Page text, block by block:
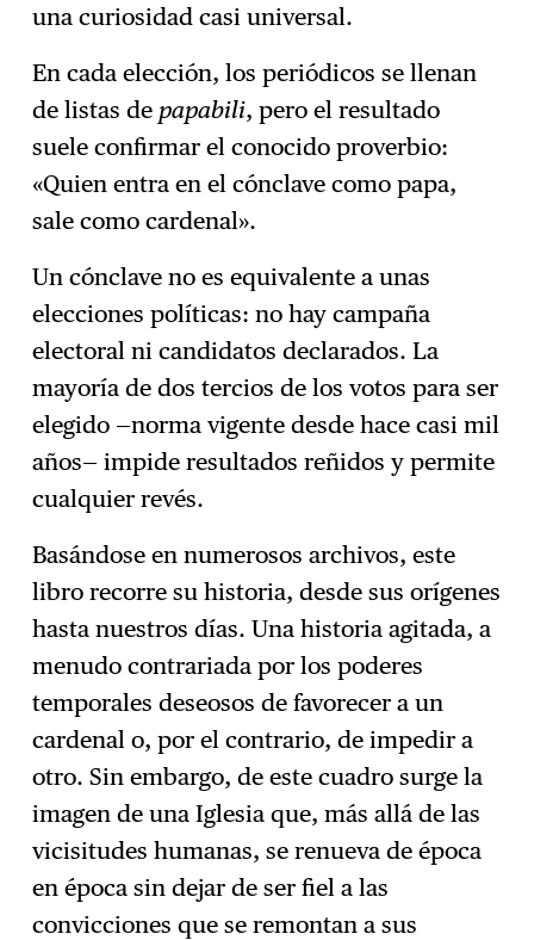
una curiosidad casi universal.
En cada elección, los periódicos se llenan
de listas de papabili, pero el resultado
suele confirmar el conocido proverbio:
«Quien entra en el cónclave como papa,
sale como cardenal».
Un cónclave no es equivalente a unas
elecciones políticas: no hay campaña
electoral ni candidatos declarados. La
mayoría de dos tercios de los votos para ser
elegido —norma vigente desde hace casi mil
años— impide resultados reñidos y permite
cualquier revés.
Basándose en numerosos archivos, este
libro recorre su historia, desde sus orígenes
hasta nuestros días. Una historia agitada, a
menudo contrariada por los poderes
temporales deseosos de favorecer a un
cardenal o, por el contrario, de impedir a
otro. Sin embargo, de este cuadro surge la
imagen de una Iglesia que, más allá de las
vicisitudes humanas, se renueva de época
en época sin dejar de ser fiel a las
convicciones que se remontan a sus